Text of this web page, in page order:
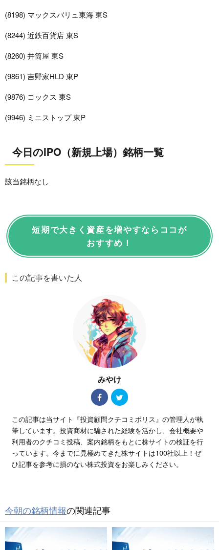
(8198) マックスバリュ東海 東S
(8244) 近鉄百貨店 東S
(8260) 井筒屋 東S
(9861) 吉野家HLD 東P
(9876) コックス 東S
(9946) ミニストップ 東P
今日のIPO（新規上場）銘柄一覧
該当銘柄なし
短期で大きく資産を増やすならココが
おすすめ！
この記事を書いた人
みやけ
この記事は当サイト『投資顧問クチコミポリス』の管理人が執
筆しています。投資商材に騙された経験を活かし、会社概要や
利用者のクチコミ投稿、案内銘柄をもとに株サイトの検証を行
っています。今までに見極めてきた株サイトは100社以上！ぜ
ひ記事を参考に損のない株式投資をお楽しみください。
今朝の銘柄情報の関連記事